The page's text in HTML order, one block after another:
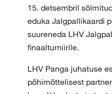
15. detsembril
eduka Jalgpallikaardi
suureneda LHV
finaalturniirile.
LHV Panga juhatuse
põhimõttelisest